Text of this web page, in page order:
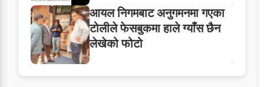
आयल निगमबाट अनुगमनमा गएका
टोलीले फेसबुकमा हाले ग्याँस छैन
लेखेको फोटो